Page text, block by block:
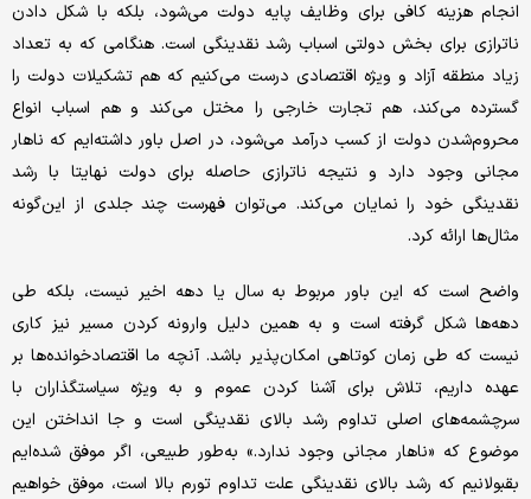
انجام هزینه کافی برای وظایف پایه دولت می‌شود، بلکه با شکل دادن
ناترازی برای بخش دولتی اسباب رشد نقدینگی است. هنگامی که به تعداد
زیاد منطقه آزاد و ویژه اقتصادی درست می‌‌کنیم که هم تشکیلات دولت را
گسترده می‌‌کند، هم تجارت خارجی را مختل می‌‌کند و هم اسباب انواع
محروم‌شدن دولت از کسب درآمد می‌شود، در اصل باور داشته‌‌ایم که ناهار
مجانی وجود دارد و نتیجه ناترازی حاصله برای دولت نهایتا با رشد
نقدینگی خود را نمایان می‌‌کند. می‌توان فهرست چند جلدی از این‌گونه
مثال‌‌ها ارائه کرد.
واضح است که این باور مربوط به سال یا دهه اخیر نیست، بلکه طی
دهه‌ها شکل گرفته است و به همین دلیل وارونه کردن مسیر نیز کاری
نیست که طی زمان کوتاهی امکان‌پذیر باشد. آنچه ما اقتصاد‌خوانده‌ها بر
عهده داریم، تلاش برای آشنا کردن عموم و به ویژه سیاستگذاران با
سرچشمه‌های اصلی تداوم رشد بالای نقدینگی است و جا انداختن این
موضوع که «ناهار مجانی وجود ندارد.» به‌‌طور طبیعی، اگر موفق شده‌‌ایم
بقبولانیم که رشد بالای نقدینگی علت تداوم تورم بالا است، موفق خواهیم